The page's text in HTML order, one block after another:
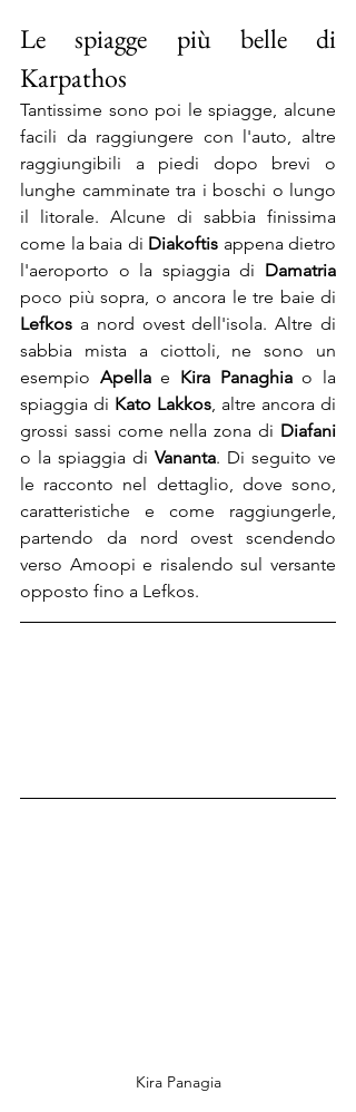
Le spiagge più belle di
Karpathos
Tantissime sono poi le spiagge, alcune
facili da raggiungere con l'auto, altre
raggiungibili a piedi dopo brevi o
lunghe camminate tra i boschi o lungo
il litorale. Alcune di sabbia finissima
come la baia di Diakoftis appena dietro
l'aeroporto o la spiaggia di
Lefkos a nord ovest dell'isola. Altre di
sabbia mista a ciottoli, ne sono un
esempio Apella e Kira Panaghia o la
spiaggia di Kato Lakkos, altre ancora di
grossi sassi come nella zona di
o la spiaggia di Vananta. Di seguito ve
le racconto nel dettaglio, dove sono,
caratteristiche e come raggiungerle,
partendo da nord ovest scendendo
verso Amoopi e risalendo sul versante
opposto fino a Lefkos.
Kira Panagia